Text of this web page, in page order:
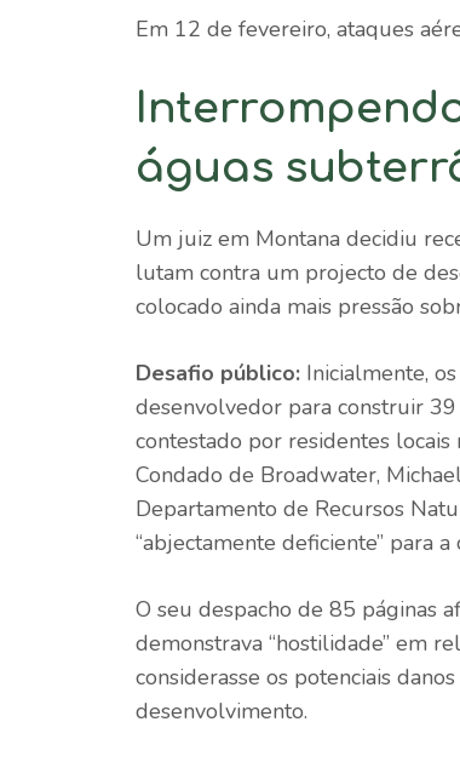
Em 12 de fevereiro, ataques
águas
Um juiz em Montana decidiu
lutam contra um projecto de
colocado ainda mais pressão
Desafio público: Inicialmente,
desenvolvedor para construir
contestado por residentes
Condado de Broadwater,
Departamento de Recursos
“abjectamente deficiente” para
O seu despacho de 85 páginas
demonstrava “hostilidade” em
considerasse os potenciais
desenvolvimento.